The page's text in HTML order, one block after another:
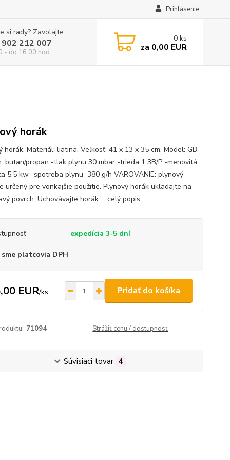
Prihlásenie
si rady? Zavolajte.
212 007
- do 16:00 hod
0 ks
za 0,00 EUR
horák
horák. Materiál: liatina. Veľkosť: 41 x 13 x 35 cm. Model: GB-
butan/propan -tlak plynu 30 mbar -trieda 1 3B/P -menovitá
5,5 kw -spotreba plynu 380 g/h VAROVANIE: plynový
určený pre vonkajšie použitie. Plynový horák ukladajte na
povrch. Uchovávajte horák ... celý popis
expedícia 3-5 dní
sme platcovia DPH
EUR/ks Pridať do košíka
71094 Strážiť cenu / dostupnosť
Súvisiaci tovar 4